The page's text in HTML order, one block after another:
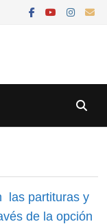
las partituras y
de la opción